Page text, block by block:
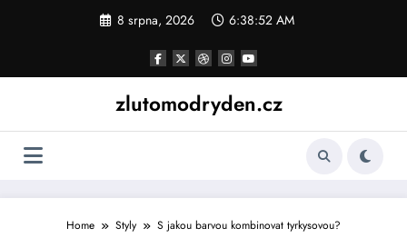
8 srpna, 2026 6:38:53 AM
zlutomodryden.cz
Home Styly S jakou barvou kombinovat tyrkysovou?